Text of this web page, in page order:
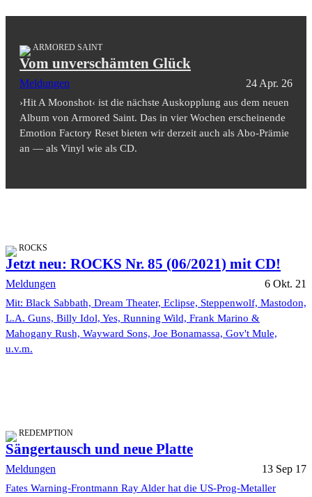
ARMORED SAINT
Vom unverschämten Glück
Meldungen 24 Apr. 26
›Hit A Moonshot‹ ist die nächste Auskopplung aus dem neuen
Album von Armored Saint. Das in vier Wochen erscheinende
Emotion Factory Reset bieten wir derzeit auch als Abo-Prämie
an — als Vinyl wie als CD.
ROCKS
Jetzt neu: ROCKS Nr. 85 (06/2021) mit CD!
Meldungen 6 Okt. 21
Mit: Black Sabbath, Dream Theater, Eclipse, Steppenwolf, Mastodon,
L.A. Guns, Billy Idol, Yes, Running Wild, Frank Marino &
Mahogany Rush, Wayward Sons, Joe Bonamassa, Gov't Mule,
u.v.m.
REDEMPTION
Sängertausch und neue Platte
Meldungen 13 Sep 17
Fates Warning-Frontmann Ray Alder hat die US-Prog-Metaller